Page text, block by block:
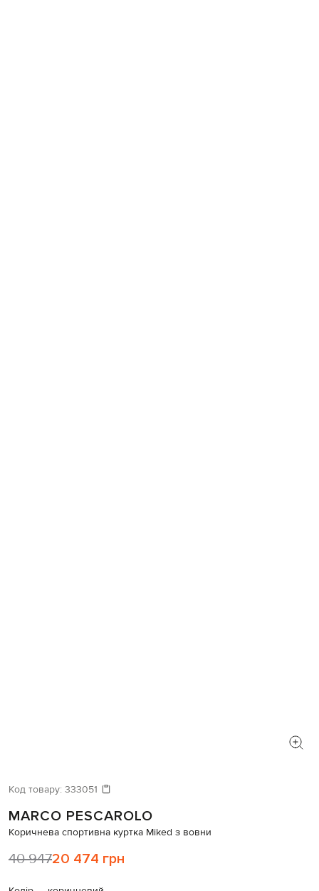
Код товару: 333051
MARCO PESCAROLO
Коричнева спортивна куртка Miked з вовни
40 94720 474 грн